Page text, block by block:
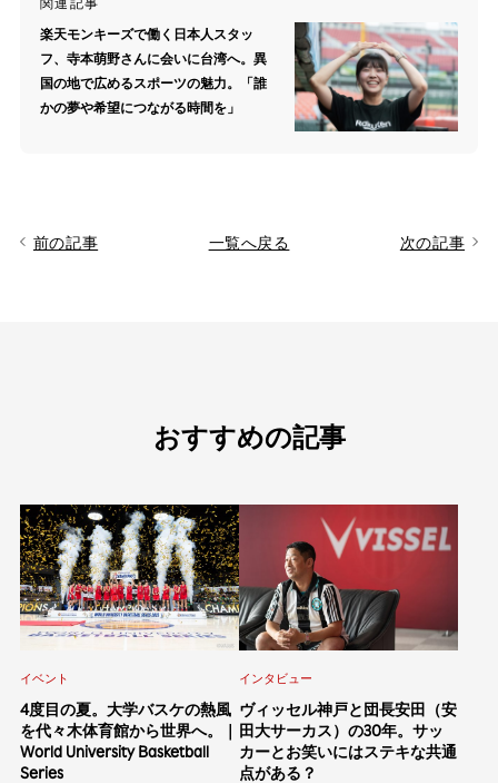
楽天モンキーズで働く日本人スタッ
フ、寺本萌野さんに会いに台湾へ。異
国の地で広めるスポーツの魅力。「誰
かの夢や希望につながる時間を」
前の記事 一覧へ戻る 次の記事
おすすめの記事
イベント
4度目の夏。大学バスケの熱風
を代々木体育館から世界へ。｜
World University Basketball
Series
インタビュー
ヴィッセル神戸と団長安田（安
田大サーカス）の30年。サッ
カーとお笑いにはステキな共通
点がある？